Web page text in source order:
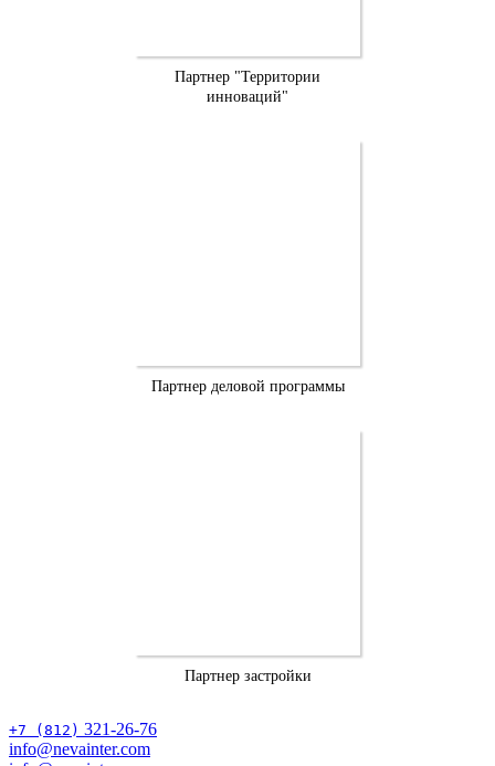
Партнер "Территории
инноваций"
Партнер деловой программы
Партнер застройки
+7 (812) 321-26-76
info@nevainter.com